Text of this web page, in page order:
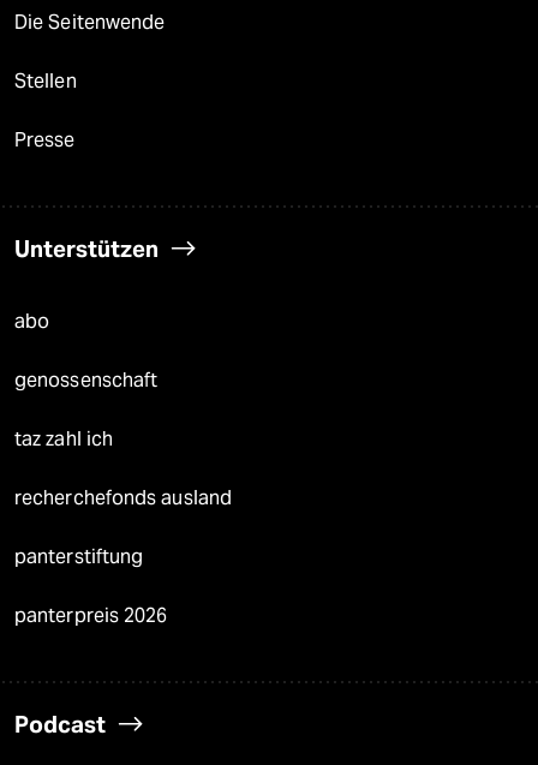
Die Seitenwende
Stellen
Presse
Unterstützen
abo
genossenschaft
taz zahl ich
recherchefonds ausland
panterstiftung
panterpreis 2026
Podcast